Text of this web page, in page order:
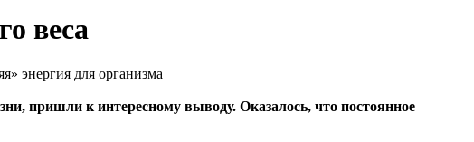
веса
энергия для организма
пришли к интересному выводу. Оказалось, что постоянное